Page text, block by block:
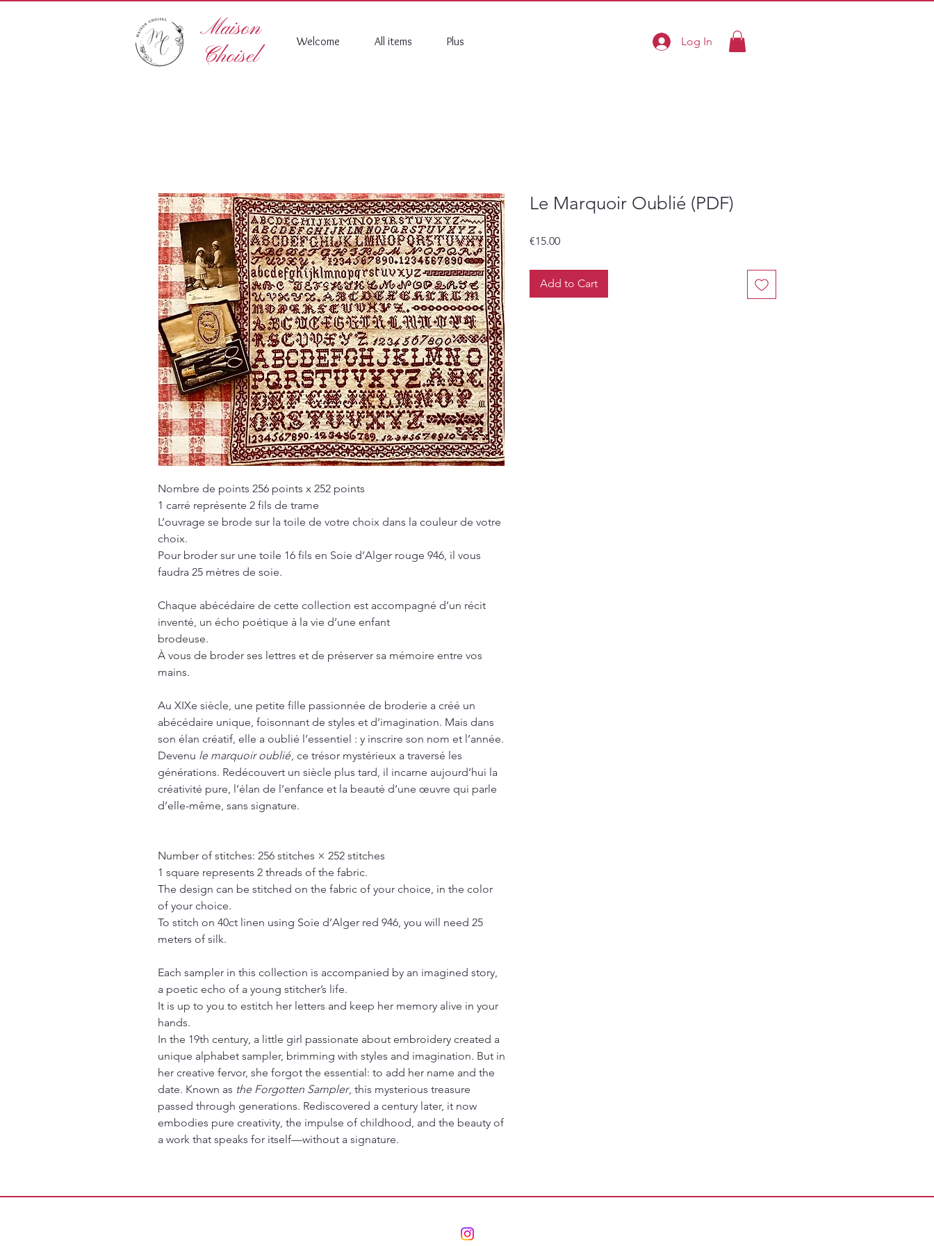
Maison
Choisel
Welcome All items Plus Log In
Nombre de points 256 points x 252 points
1 carré représente 2 fils de trame
L’ouvrage se brode sur la toile de votre choix dans la couleur de votre
choix.
Pour broder sur une toile 16 fils en Soie d’Alger rouge 946, il vous
faudra 25 mètres de soie.
Chaque abécédaire de cette collection est accompagné d’un récit
inventé, un écho poétique à la vie d’une enfant
brodeuse.
À vous de broder ses lettres et de préserver sa mémoire entre vos
mains.
Au XIXe siècle, une petite fille passionnée de broderie a créé un
abécédaire unique, foisonnant de styles et d’imagination. Mais dans
son élan créatif, elle a oublié l’essentiel : y inscrire son nom et l’année.
Devenu le marquoir oublié, ce trésor mystérieux a traversé les
générations. Redécouvert un siècle plus tard, il incarne aujourd’hui la
créativité pure, l’élan de l’enfance et la beauté d’une œuvre qui parle
d’elle-même, sans signature.
Number of stitches: 256 stitches × 252 stitches
1 square represents 2 threads of the fabric.
The design can be stitched on the fabric of your choice, in the color
of your choice.
To stitch on 40ct linen using Soie d’Alger red 946, you will need 25
meters of silk.
Each sampler in this collection is accompanied by an imagined story,
a poetic echo of a young stitcher’s life.
It is up to you to estitch her letters and keep her memory alive in your
hands.
In the 19th century, a little girl passionate about embroidery created a
unique alphabet sampler, brimming with styles and imagination. But in
her creative fervor, she forgot the essential: to add her name and the
date. Known as the Forgotten Sampler, this mysterious treasure
passed through generations. Rediscovered a century later, it now
embodies pure creativity, the impulse of childhood, and the beauty of
a work that speaks for itself—without a signature.
Le Marquoir Oublié (PDF)
€15.00Price
Add to Cart